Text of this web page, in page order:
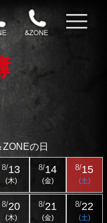
の日
8/13
(木)
8/14
(金)
8/15
(土)
8/20
(木)
8/21
(金)
8/22
(土)